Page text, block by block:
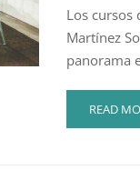
Los cursos
Martínez
panorama
READ
MORE
READ